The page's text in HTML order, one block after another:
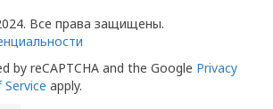
Все права защищены.
by reCAPTCHA and the Google Privacy
apply.